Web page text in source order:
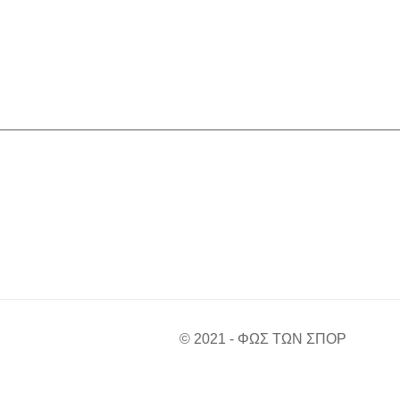
© 2021 - ΦΩΣ ΤΩΝ ΣΠΟΡ